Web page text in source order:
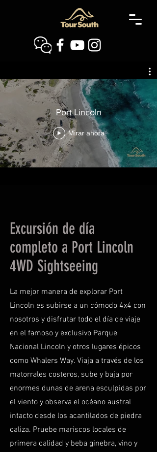
Port Lincoln
Mirar ahora
Excursión de día
completo a Port Lincoln
4WD Sightseeing
La mejor manera de explorar Port
Lincoln es subirse a un cómodo 4x4 con
nosotros y disfrutar todo el día de viaje
en el famoso y exclusivo Parque
Nacional Lincoln y otros lugares épicos
como Whalers Way. Viaja a través de los
matorrales costeros, sube y baja por
enormes dunas de arena esculpidas por
el viento y observa el océano austral
intacto desde los acantilados de piedra
caliza. Pruebe mariscos locales de
primera calidad y beba ginebra, vino y